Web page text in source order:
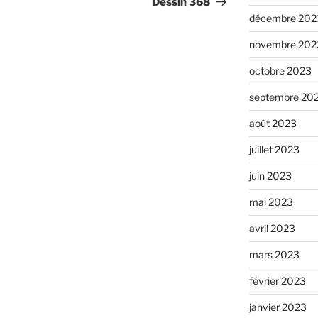
décembre
novembre
octobre 2023
septembre
août 2023
juillet 2023
juin 2023
mai 2023
avril 2023
mars 2023
février 2023
janvier 2023